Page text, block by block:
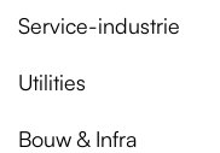
Service-industrie
Utilities
Bouw & Infra